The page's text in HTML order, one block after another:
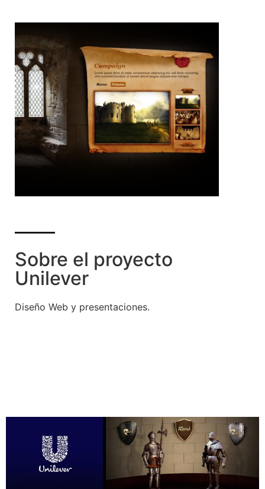
Sobre el proyecto
Unilever
Diseño Web y presentaciones.